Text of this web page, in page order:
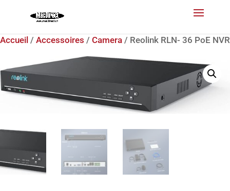
Accueil / Accessoires / Camera / Reolink RLN- 36 PoE NVR